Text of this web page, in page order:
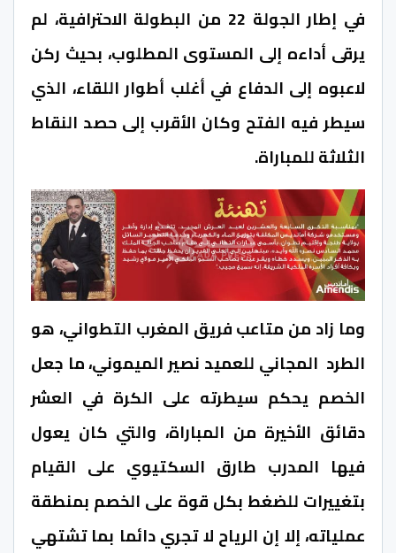
في إطار الجولة 22 من البطولة الاحترافية، لم
يرقى أداءه إلى المستوى المطلوب، بحيث ركن
لاعبوه إلى الدفاع في أغلب أطوار اللقاء، الذي
سيطر فيه الفتح وكان الأقرب إلى حصد النقاط
الثلاثة للمباراة.
وما زاد من متاعب فريق المغرب التطواني، هو
الطرد المجاني للعميد نصير الميموني، ما جعل
الخصم يحكم سيطرته على الكرة في العشر
دقائق الأخيرة من المباراة، والتي كان يعول
فيها المدرب طارق السكتيوي على القيام
بتغييرات للضغط بكل قوة على الخصم بمنطقة
عملياته، إلا إن الرياح لا تجري دائما بما تشتهي